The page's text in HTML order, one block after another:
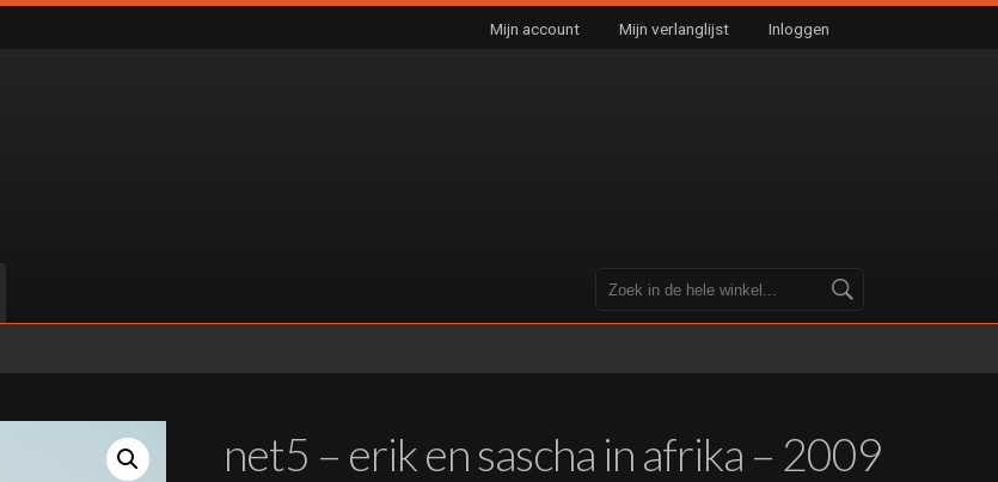
Mijn account Mijn verlanglijst Inloggen
net5 – erik en sascha in afrika – 2009